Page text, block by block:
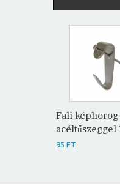
Fali képhorog
acéltűszeggel
95 FT